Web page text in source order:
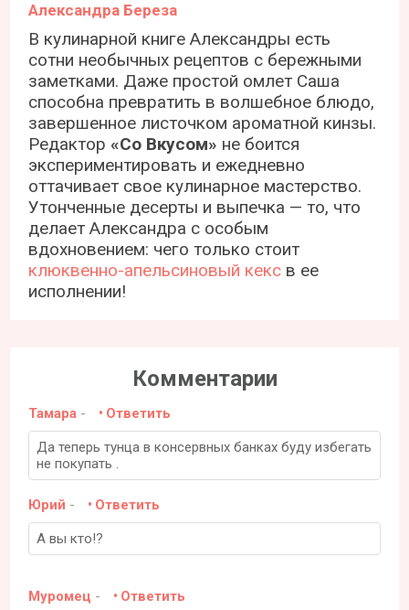
Александра Береза
В кулинарной книге Александры есть
сотни необычных рецептов с бережными
заметками. Даже простой омлет Саша
способна превратить в волшебное блюдо,
завершенное листочком ароматной кинзы.
Редактор«Со Вкусом» не боится
экспериментировать и ежедневно
оттачивает свое кулинарное мастерство.
Утонченные десерты и выпечка — то, что
делает Александра с особым
вдохновением: чего только стоит
клюквенно-апельсиновый кекс в ее
исполнении!
Комментарии
Тамара - Ответить
Да теперь тунца в консервных банках буду избегать
не покупать .
Юрий - Ответить
А вы кто!?
Муромец - Ответить